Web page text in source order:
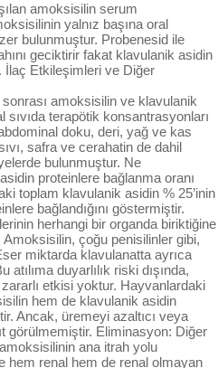
amoksisilin serum
yalnız başına oral
bulunmuştur. Probenesid ile
geciktirir fakat klavulanik asidin
İlaç Etkileşimleri ve Diğer
amoksisilin ve klavulanik
terapötik konsantrasyonları
doku, deri, yağ ve kas
safra ve cerahatin de dahil
bulunmuştur. Ne
proteinlere bağlanma oranı
toplam klavulanik asidin % 25’inin
bağlandığını göstermiştir.
herhangi bir organda biriktiğine
Amoksisilin, çoğu penisilinler gibi,
miktarda klavulanatta ayrıca
duyarlılık riski dışında,
etkisi yoktur. Hayvanlardaki
hem de klavulanik asidin
Ancak, üremeyi azaltıcı veya
görülmemiştir. Eliminasyon: Diğer
ana itrah yolu
hem renal hem de renal olmayan